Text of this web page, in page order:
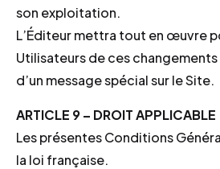
son exploitation.
L’Éditeur mettra tout en œuvre
Utilisateurs de ces
d’un message spécial sur le Site.
ARTICLE 9 – DROIT APPLICABLE
Les présentes Conditions
la loi française.